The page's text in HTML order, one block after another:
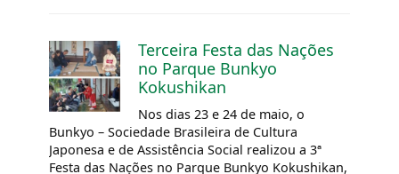
Terceira Festa das Nações
no Parque Bunkyo
Kokushikan
Nos dias 23 e 24 de maio, o
Bunkyo – Sociedade Brasileira de Cultura
Japonesa e de Assistência Social realizou a 3ª
Festa das Nações no Parque Bunkyo Kokushikan,